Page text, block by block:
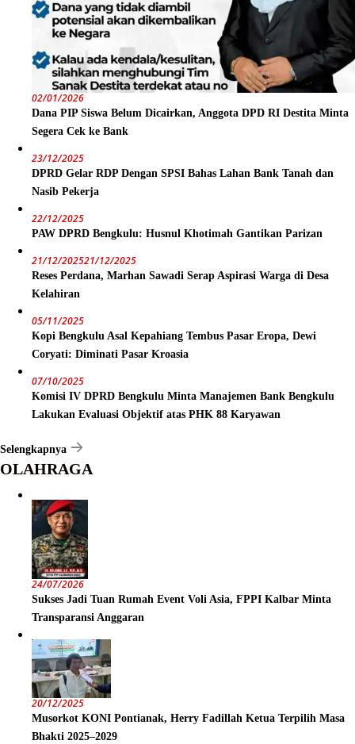
02/01/2026
Dana PIP Siswa Belum Dicairkan, Anggota DPD RI Destita Minta
Segera Cek ke Bank
23/12/2025
DPRD Gelar RDP Dengan SPSI Bahas Lahan Bank Tanah dan
Nasib Pekerja
22/12/2025
PAW DPRD Bengkulu: Husnul Khotimah Gantikan Parizan
21/12/202521/12/2025
Reses Perdana, Marhan Sawadi Serap Aspirasi Warga di Desa
Kelahiran
05/11/2025
Kopi Bengkulu Asal Kepahiang Tembus Pasar Eropa, Dewi
Coryati: Diminati Pasar Kroasia
07/10/2025
Komisi IV DPRD Bengkulu Minta Manajemen Bank Bengkulu
Lakukan Evaluasi Objektif atas PHK 88 Karyawan
Selengkapnya
OLAHRAGA
24/07/2026
Sukses Jadi Tuan Rumah Event Voli Asia, FPPI Kalbar Minta
Transparansi Anggaran
20/12/2025
Musorkot KONI Pontianak, Herry Fadillah Ketua Terpilih Masa
Bhakti 2025–2029